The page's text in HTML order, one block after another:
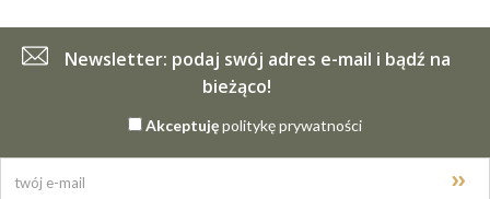
Newsletter: podaj swój adres e-mail i bądź na
bieżąco!
Akceptujępolitykę prywatności